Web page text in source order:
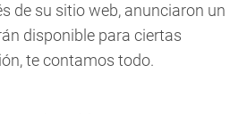
de su sitio web, anunciaron un
disponible para ciertas
te contamos todo.